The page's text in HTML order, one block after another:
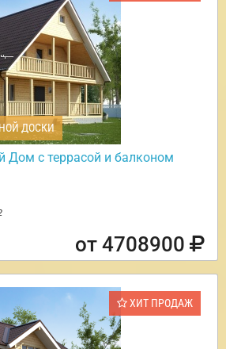
ДОСКИ
с террасой и балконом
от 4708900
ХИТ ПРОДАЖ